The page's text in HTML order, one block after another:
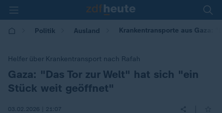
Politik Ausland Krankentransporte aus Gaza:
Helfer über Krankentransport nach Rafah
:
Gaza: "Das Tor zur Welt" hat sich "ein
Stück weit geöffnet"
03.02.2026 | 21:07